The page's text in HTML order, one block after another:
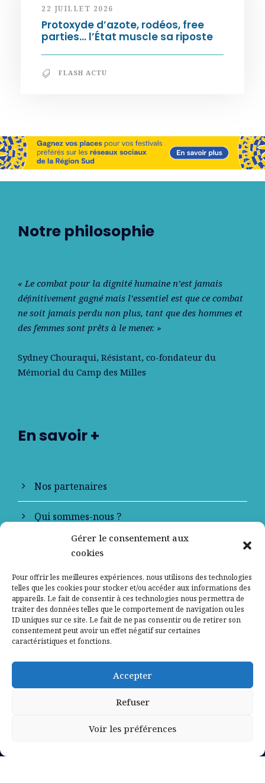
Gérer le consentement aux
cookies
Pour offrir les meilleures expériences, nous utilisons des technologies
telles que les cookies pour stocker et/ou accéder aux informations des
appareils. Le fait de consentir à ces technologies nous permettra de
traiter des données telles que le comportement de navigation ou les
ID uniques sur ce site. Le fait de ne pas consentir ou de retirer son
consentement peut avoir un effet négatif sur certaines
caractéristiques et fonctions.
Accepter
Refuser
Voir les préférences
22 JUILLET 2026
Protoxyde d’azote, rodéos, free
parties… l’État muscle sa riposte
FLASH ACTU
Notre philosophie
« Le combat pour la dignité humaine n’est jamais
déﬁnitivement gagné mais l’essentiel est que ce combat
ne soit jamais perdu non plus, tant que des hommes et
des femmes sont prêts à le mener. »
Sydney Chouraqui, Résistant, co-fondateur du
Mémorial du Camp des Milles
En savoir +
Nos partenaires
Qui sommes-nous ?
Contactez-nous
Mentions légales
Politique de confidentialité